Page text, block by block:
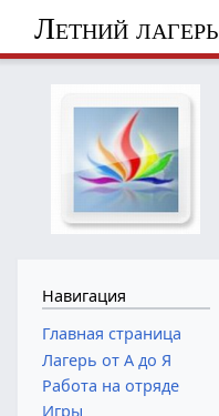
Летний лагерь
Навигация
Главная страница
Лагерь от А до Я
Работа на отряде
Игры